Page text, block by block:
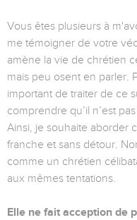
Vous êtes plusieurs à
me témoigner de votre
amène la vie de chrétien
mais peu osent en parler.
important de traiter de ce
comprendre qu’il n’est
Ainsi, je souhaite aborder
franche et sans détour.
comme un chrétien
aux mêmes tentations.
Elle ne fait acception de